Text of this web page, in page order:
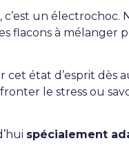
un électrochoc.
flacons à mélanger
état d’esprit dès
le stress ou
spécialement